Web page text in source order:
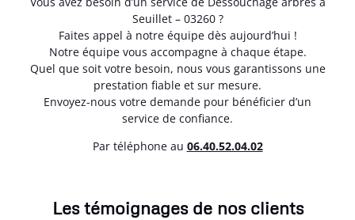
Seuillet – 03260 ?
Faites appel à notre équipe dès aujourd’hui !
Notre équipe vous accompagne à chaque étape.
Quel que soit votre besoin, nous vous garantissons une
prestation fiable et sur mesure.
Envoyez-nous votre demande pour bénéficier d’un
service de confiance.
Par téléphone au 06.40.52.04.02
Les témoignages de nos clients